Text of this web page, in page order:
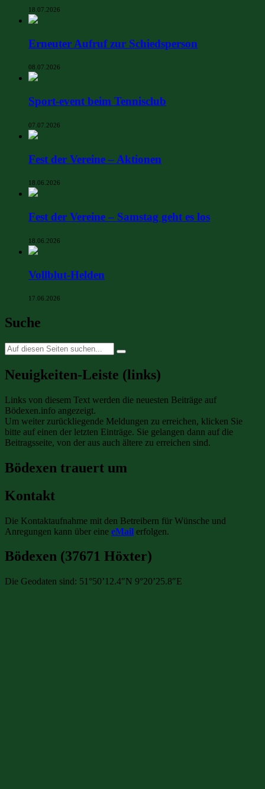
18.07.2026
Erneuter Aufruf zur Schiedsperson
08.07.2026
Sport-event beim Tennisclub
07.07.2026
Fest der Vereine – Aktionen
18.06.2026
Fest der Vereine – Samstag geht es los
18.06.2026
Vollblut-Helden
17.06.2026
Suche
Suche
nach:
Neuigkeiten-Leiste (links)
Links von diesem Text werden die neuesten Beiträge auf
Bödexen.info angezeigt.
Um weiter zurückliegende Meldungen zu erreichen, klicken Sie
bitte auf einen der letzten Einträge. Sie gelangen dann auf die
Beitragsseite, von der aus auch ältere zu erreichen sind.
Bödexen trauert um
Kontakt
Die Kontaktaufnahme mit den Betreibern für Wünsche und
Anregungen kann über eine eMail erfolgen.
Bödexen (37671 Höxter)
Die Geodaten sind: 51°50’12.4″N 9°20’25.8″E